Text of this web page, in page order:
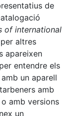
de
of international
altres
apareixen
entendre els
un aparell
amb
o amb versions
un